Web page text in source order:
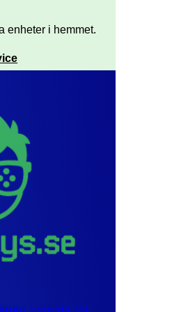
enheter i hemmet.
byggda för